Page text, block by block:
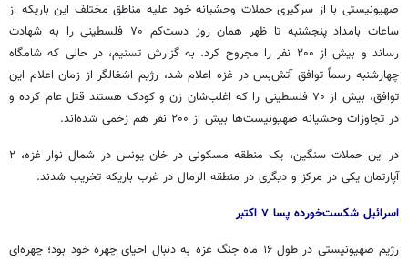
صهیونیستی با از سرگیری حملات وحشیانه خود علیه مناطق مختلف این باریکه از
ساعات بامداد پنجشنبه تا ظهر همان روز دست‌کم ۷۰ فلسطینی را به شهادت
رساند و بیش از ۲۰۰ نفر را مجروح کرد. به گزارش تسنیم، در حالی که شامگاه
چهارشنبه رسماً توافق آتش‌بس در غزه اعلام شد، رژیم اشغالگر از زمان اعلام این
توافق، بیش از ۷۰ فلسطینی را که اغلب‌شان زن و کودک هستند قتل عام کرده و
در تجاوزات وحشیانه صهیونیست‌ها بیش از ۲۰۰ نفر هم زخمی شده‌اند.
در این حملات سنگین، یک منطقه مسکونی در خان یونس در شمال نوار غزه، ۲
آپارتمان یکی در مرکز و دیگری در منطقه الرمال در غرب باریکه تخریب شدند.
اسرائیل شکست‌خورده پسا ۷ اکتبر
رژیم صهیونیستی در طول ۱۶ ماه جنگ غزه به دنبال احیای چهره خود بود؛ چهره‌ای